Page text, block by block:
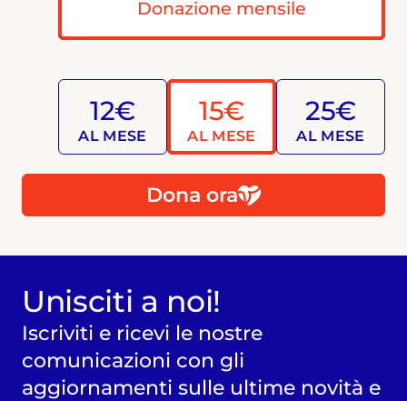
Donazione mensile
12€
AL MESE
15€
AL MESE
25€
AL MESE
Dona ora
Unisciti a noi!
Iscriviti e ricevi le nostre
comunicazioni con gli
aggiornamenti sulle ultime novità e